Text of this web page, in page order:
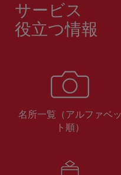
サービス
役立つ情報
名所一覧（アルファベッ
ト順）